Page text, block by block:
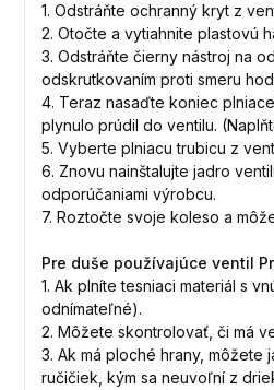
1. Odstráňte ochranný kryt z
2. Otočte a vytiahnite plastovú
3. Odstráňte čierny nástroj na
odskrutkovaním proti smeru
4. Teraz nasaďte koniec
plynulo prúdil do ventilu.
5. Vyberte plniacu trubicu z
6. Znovu nainštalujte jadro
odporúčaniami výrobcu.
7. Roztočte svoje koleso a
Pre duše používajúce ventil
1. Ak plníte tesniaci materiál s
odnímateľné).
2. Môžete skontrolovať, či má
3. Ak má ploché hrany,
ručičiek, kým sa neuvoľní z